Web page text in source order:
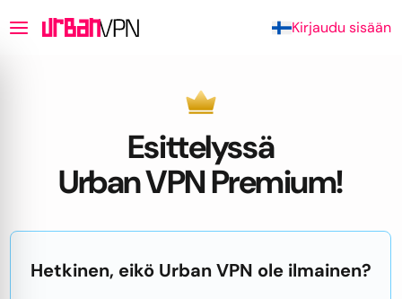
Kirjaudu sisään
Esittelyssä
Urban VPN Premium!
Hetkinen, eikö Urban VPN ole ilmainen?